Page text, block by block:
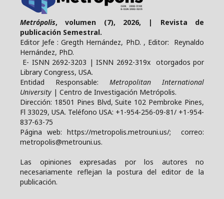
Metrópolis, volumen (7), 2026, | Revista de
publicación Semestral.
Editor Jefe : Gregth Hernández, PhD. , Editor: Reynaldo
Hernández, PhD.
E- ISNN 2692-3203 | ISNN 2692-319x otorgados por
Library Congress, USA.
Entidad Responsable: Metropolitan International
University | Centro de Investigación Metrópolis.
Dirección: 18501 Pines Blvd, Suite 102 Pembroke Pines,
Fl 33029, USA. Teléfono USA: +1-954-256-09-81/ +1-954-
837-63-75
Página web: https://metropolis.metrouni.us/; correo:
metropolis@metrouni.us.
Las opiniones expresadas por los autores no
necesariamente reflejan la postura del editor de la
publicación.